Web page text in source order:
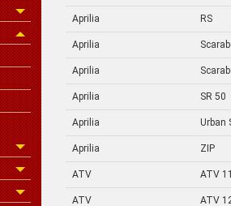
Aprilia RS
Aprilia
Aprilia
Aprilia SR 50
Aprilia Urban
Aprilia ZIP
ATV ATV
ATV ATV